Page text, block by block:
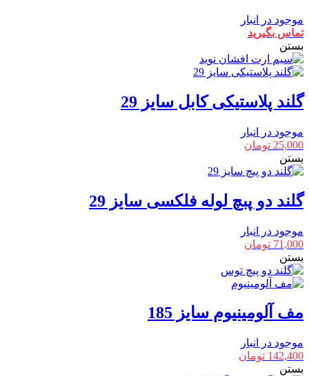
موجود در انبار
تماس بگیرید
بستن
گلند پلاستیکی کابل سایز 29
موجود در انبار
25,000 تومان
بستن
گلند دو پبچ لوله فلکسی سایز 29
موجود در انبار
71,000 تومان
بستن
مف آلومینیوم سایز 185
موجود در انبار
142,400 تومان
بستن